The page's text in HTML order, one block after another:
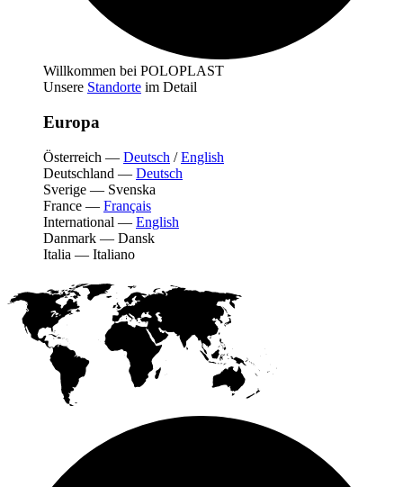
Willkommen bei POLOPLAST
Unsere Standorte im Detail
Europa
Österreich — Deutsch /English
Deutschland — Deutsch
Sverige — Svenska
France — Français
International — English
Danmark — Dansk
Italia — Italiano